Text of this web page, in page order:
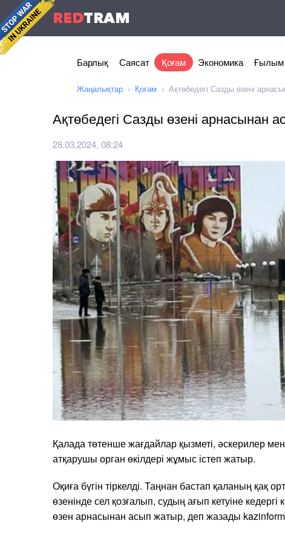
REDTRAM
Барлық Саясат Қоғам Экономика Ғылым
Жаңалықтар Қоғам Ақтөбедегі Сазды өзені
Ақтөбедегі Сазды өзені арнасынан
28.03.2024, 08:24
Қалада төтенше жағдайлар қызметі, әскерилер мен
атқарушы орган өкілдері жұмыс істеп жатыр.
Оқиға бүгін тіркелді. Таңнан бастап қаланың қақ
өзенінде сел қозғалып, судың ағып кетуіне кедергі
өзен арнасынан асып жатыр, деп жазады